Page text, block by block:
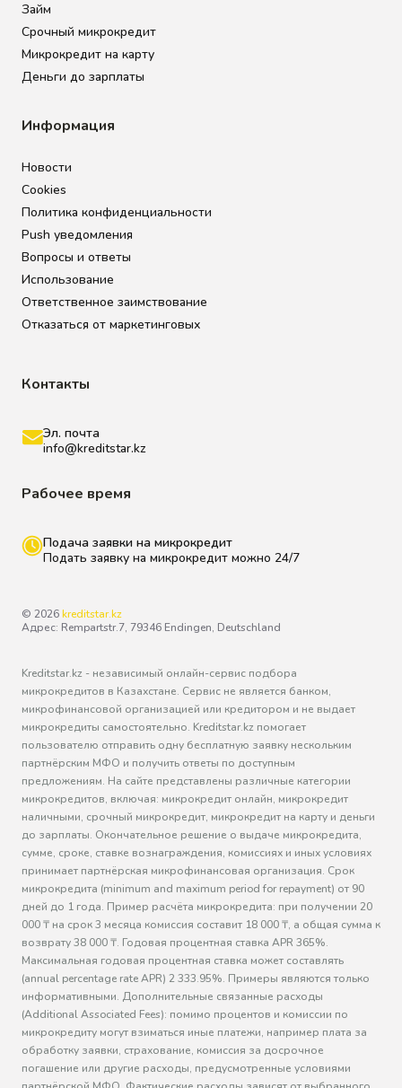
© 2026kreditstar.kz
Адрес: Rempartstr.7, 79346 Endingen, Deutschland
Займ
Срочный микрокредит
Микрокредит на карту
Деньги до зарплаты
Информация
Новости
Cookies
Политика конфиденциальности
Push уведомления
Вопросы и ответы
Использование
Ответственное заимствование
Отказаться от маркетинговых
Контакты
Эл. почта
info@kreditstar.kz
Рабочее время
Подача заявки на микрокредит
Подать заявку на микрокредит можно 24/7
Kreditstar.kz - независимый онлайн-сервис подбора
микрокредитов в Казахстане. Сервис не является банком,
микрофинансовой организацией или кредитором и не выдает
микрокредиты самостоятельно. Kreditstar.kz помогает
пользователю отправить одну бесплатную заявку нескольким
партнёрским МФО и получить ответы по доступным
предложениям. На сайте представлены различные категории
микрокредитов, включая: микрокредит онлайн, микрокредит
наличными, срочный микрокредит, микрокредит на карту и деньги
до зарплаты. Окончательное решение о выдаче микрокредита,
сумме, сроке, ставке вознаграждения, комиссиях и иных условиях
принимает партнёрская микрофинансовая организация. Срок
микрокредита (minimum and maximum period for repayment) от 90
дней до 1 года. Пример расчёта микрокредита: при получении 20
000 ₸ на срок 3 месяца комиссия составит 18 000 ₸, а общая сумма к
возврату 38 000 ₸. Годовая процентная ставка APR 365%.
Максимальная годовая процентная ставка может составлять
(annual percentage rate APR) 2 333.95%. Примеры являются только
информативными. Дополнительные связанные расходы
(Additional Associated Fees): помимо процентов и комиссии по
микрокредиту могут взиматься иные платежи, например плата за
обработку заявки, страхование, комиссия за досрочное
погашение или другие расходы, предусмотренные условиями